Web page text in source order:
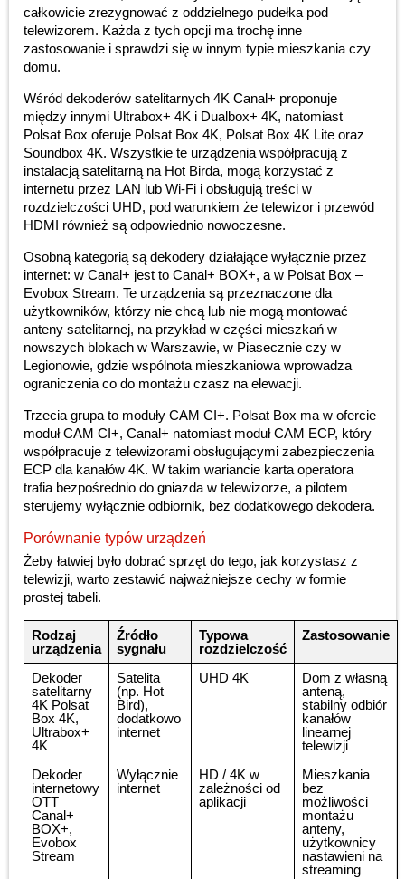
całkowicie zrezygnować z oddzielnego pudełka pod
telewizorem. Każda z tych opcji ma trochę inne
zastosowanie i sprawdzi się w innym typie mieszkania czy
domu.
Wśród dekoderów satelitarnych 4K Canal+ proponuje
między innymi Ultrabox+ 4K i Dualbox+ 4K, natomiast
Polsat Box oferuje Polsat Box 4K, Polsat Box 4K Lite oraz
Soundbox 4K. Wszystkie te urządzenia współpracują z
instalacją satelitarną na Hot Birda, mogą korzystać z
internetu przez LAN lub Wi-Fi i obsługują treści w
rozdzielczości UHD, pod warunkiem że telewizor i przewód
HDMI również są odpowiednio nowoczesne.
Osobną kategorią są dekodery działające wyłącznie przez
internet: w Canal+ jest to Canal+ BOX+, a w Polsat Box –
Evobox Stream. Te urządzenia są przeznaczone dla
użytkowników, którzy nie chcą lub nie mogą montować
anteny satelitarnej, na przykład w części mieszkań w
nowszych blokach w Warszawie, w Piasecznie czy w
Legionowie, gdzie wspólnota mieszkaniowa wprowadza
ograniczenia co do montażu czasz na elewacji.
Trzecia grupa to moduły CAM CI+. Polsat Box ma w ofercie
moduł CAM CI+, Canal+ natomiast moduł CAM ECP, który
współpracuje z telewizorami obsługującymi zabezpieczenia
ECP dla kanałów 4K. W takim wariancie karta operatora
trafia bezpośrednio do gniazda w telewizorze, a pilotem
sterujemy wyłącznie odbiornik, bez dodatkowego dekodera.
Porównanie typów urządzeń
Żeby łatwiej było dobrać sprzęt do tego, jak korzystasz z
telewizji, warto zestawić najważniejsze cechy w formie
prostej tabeli.
Rodzaj
urządzenia
Źródło
sygnału
Typowa
rozdzielczość
Zastosowanie
Dekoder
satelitarny
4K Polsat
Box 4K,
Ultrabox+
4K
Satelita
(np. Hot
Bird),
dodatkowo
internet
UHD 4K
Dom z własną
anteną,
stabilny odbiór
kanałów
linearnej
telewizji
Dekoder
internetowy
OTT
Canal+
BOX+,
Evobox
Stream
Wyłącznie
internet
HD / 4K w
zależności od
aplikacji
Mieszkania
bez
możliwości
montażu
anteny,
użytkownicy
nastawieni na
streaming